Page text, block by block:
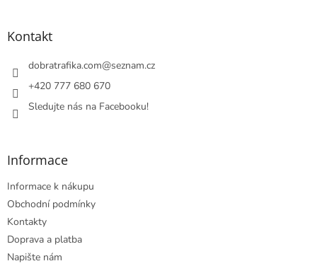
Kontakt
dobratrafika.com@seznam.cz
+420 777 680 670
Sledujte nás na Facebooku!
Informace
Informace k nákupu
Obchodní podmínky
Kontakty
Doprava a platba
Napište nám